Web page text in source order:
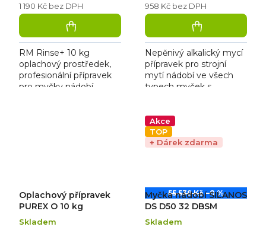
1 190 Kč bez DPH
RM Rinse+ 10 kg
oplachový prostředek,
profesionální přípravek
pro myčky nádobí,
958 Kč bez DPH
Nepěnivý alkalický mycí
přípravek pro strojní
mytí nádobí ve všech
typech myček s
mycích prostředků,
odpadní vody
nutno upravit...
Oplachový přípravek
PUREX O 10 kg
Skladem
Akce
TOP
+ Dárek zdarma
55 539 Kč –8 %
Myčka nádobí SILANOS
DS D50 32 DBSM
Skladem